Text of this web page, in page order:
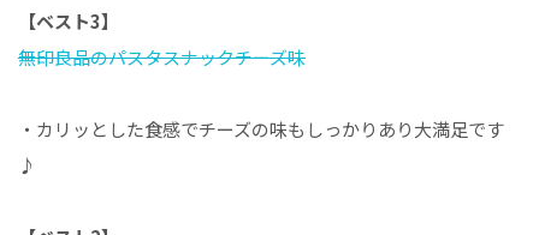
【ベスト3】
無印良品のパスタスナックチーズ味
・カリッとした食感でチーズの味もしっかりあり大満足です
♪